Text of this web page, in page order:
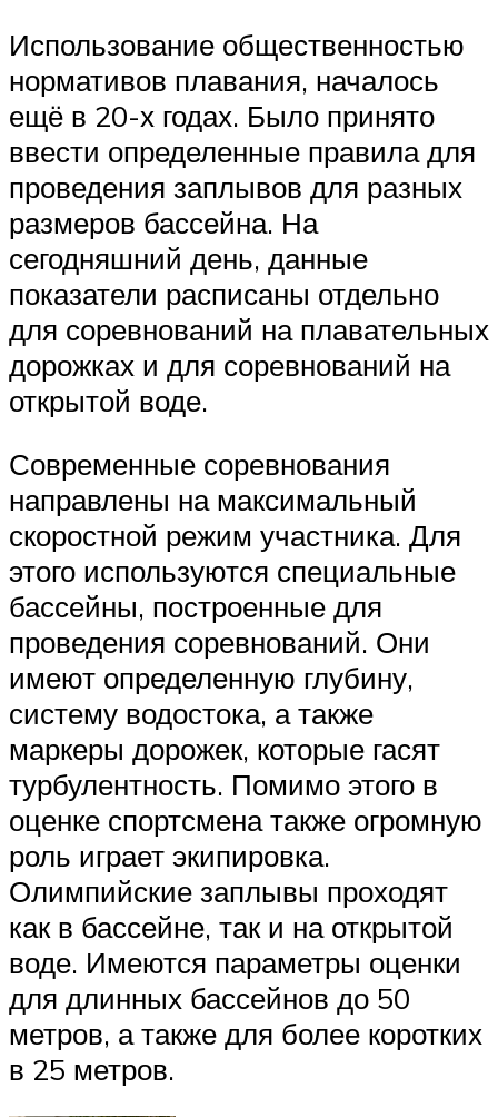
Использование общественностью
нормативов плавания, началось
ещё в 20-х годах. Было принято
ввести определенные правила для
проведения заплывов для разных
размеров бассейна. На
сегодняшний день, данные
показатели расписаны отдельно
для соревнований на плавательных
дорожках и для соревнований на
открытой воде.
Современные соревнования
направлены на максимальный
скоростной режим участника. Для
этого используются специальные
бассейны, построенные для
проведения соревнований. Они
имеют определенную глубину,
систему водостока, а также
маркеры дорожек, которые гасят
турбулентность. Помимо этого в
оценке спортсмена также огромную
роль играет экипировка.
Олимпийские заплывы проходят
как в бассейне, так и на открытой
воде. Имеются параметры оценки
для длинных бассейнов до 50
метров, а также для более коротких
в 25 метров.